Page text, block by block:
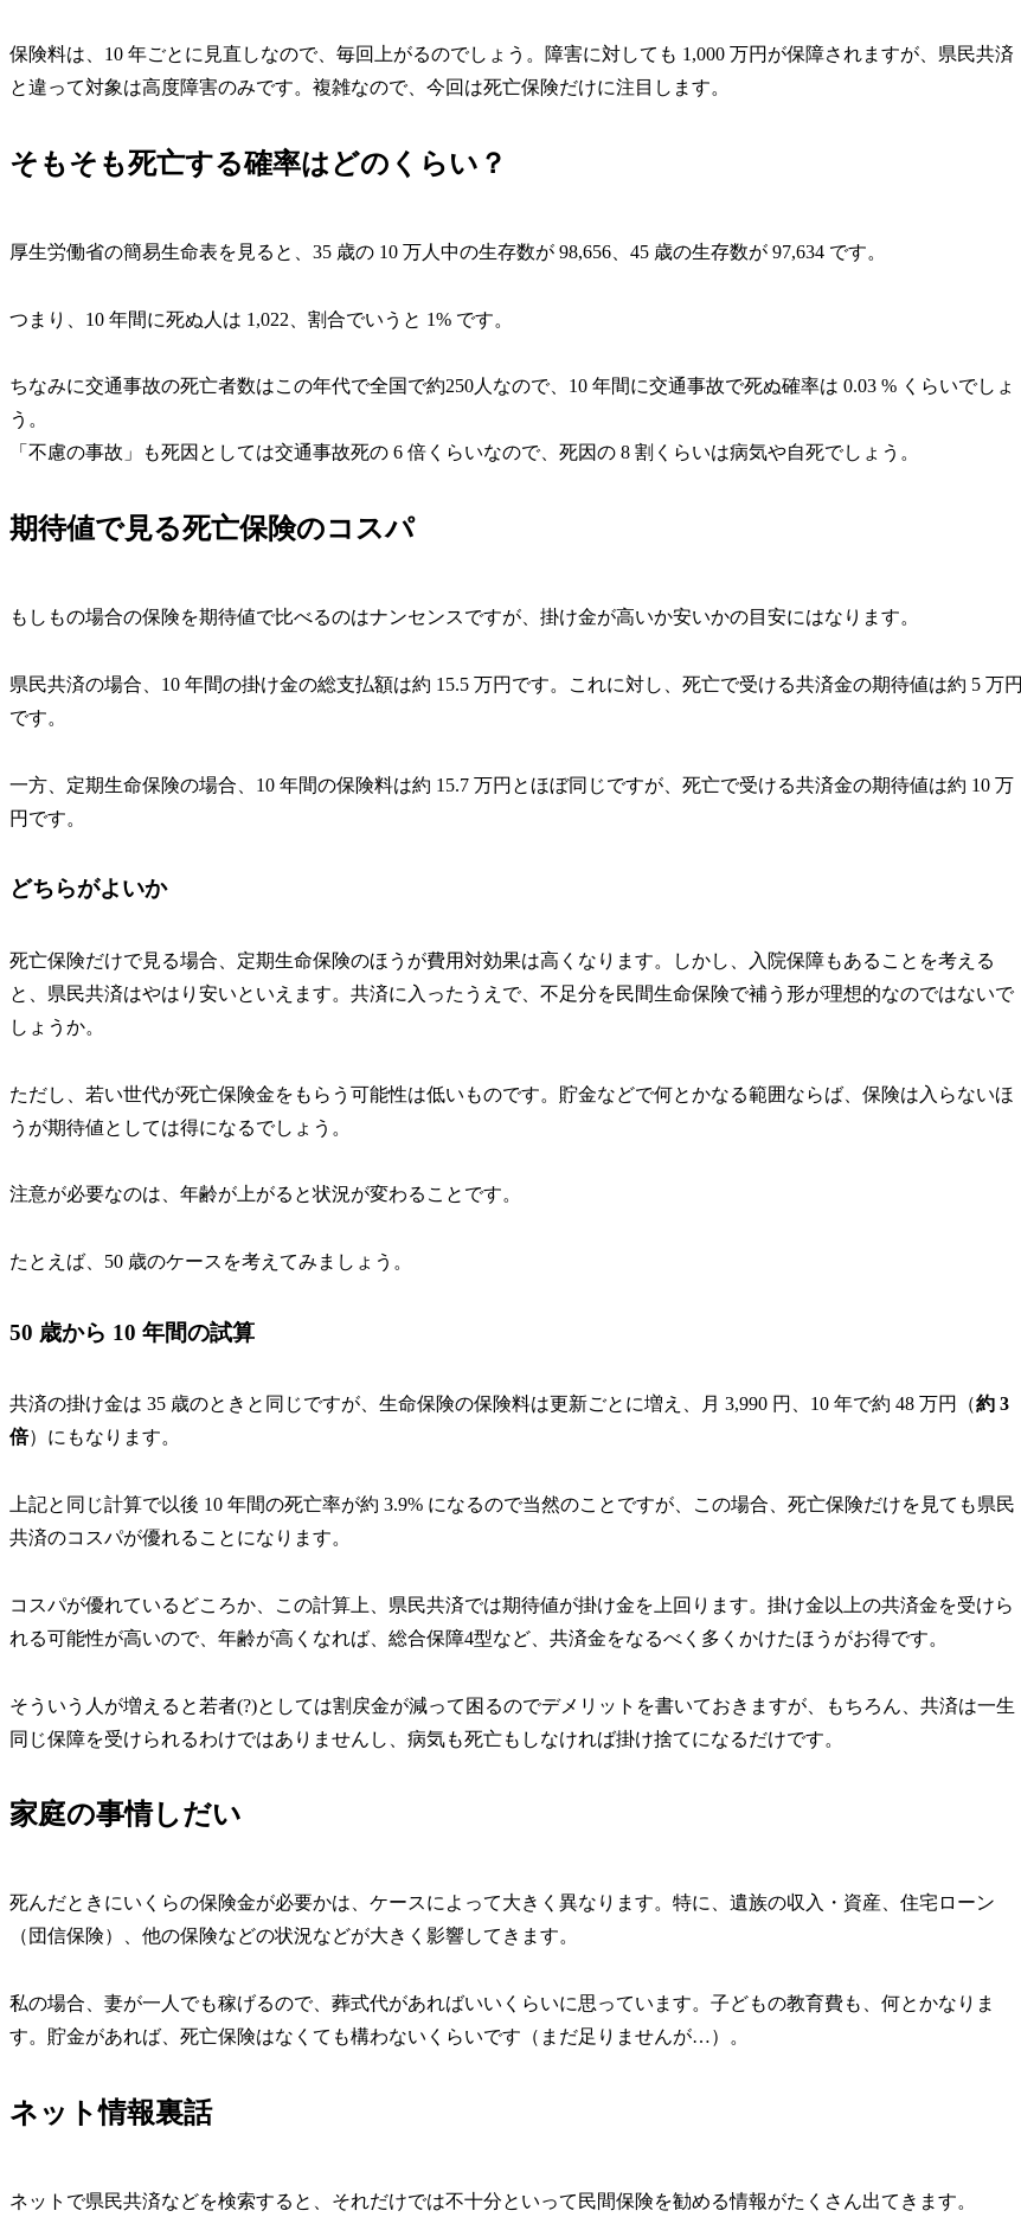
保険料は、10 年ごとに見直しなので、毎回上がるのでしょう。障害に対しても 1,000 万円が保障されますが、県民共済
と違って対象は高度障害のみです。複雑なので、今回は死亡保険だけに注目します。
そもそも死亡する確率はどのくらい？
厚生労働省の簡易生命表を見ると、35 歳の 10 万人中の生存数が 98,656、45 歳の生存数が 97,634 です。
つまり、10 年間に死ぬ人は 1,022、割合でいうと 1% です。
ちなみに交通事故の死亡者数はこの年代で全国で約250人なので、10 年間に交通事故で死ぬ確率は 0.03 % くらいでしょ
う。
「不慮の事故」も死因としては交通事故死の 6 倍くらいなので、死因の 8 割くらいは病気や自死でしょう。
期待値で見る死亡保険のコスパ
もしもの場合の保険を期待値で比べるのはナンセンスですが、掛け金が高いか安いかの目安にはなります。
県民共済の場合 、10 年間の掛け金の総支払額は約 15.5 万円です。これに対し、死亡で受ける共済金の期待値は約 5 万円
です。
一方、 定期生命保険の場合 、10 年間の保険料は約 15.7 万円とほぼ同じですが、死亡で受ける共済金の期待値は約 10 万
円です。
どちらがよいか
死亡保険だけで見る場合、定期生命保険のほうが費用対効果は高くなります。しかし、入院保障もあることを考える
と、県民共済はやはり安いといえます。共済に入ったうえで、不足分を民間生命保険で補う形が理想的なのではないで
しょうか。
ただし、若い世代が死亡保険金をもらう可能性は低いものです。貯金などで何とかなる範囲ならば、保険は入らないほ
うが期待値としては得になるでしょう。
注意が必要なのは、 年齢が上がると状況が変わる ことです。
たとえば、 50 歳のケース を考えてみましょう。
50 歳から 10 年間の試算
共済の掛け金は 35 歳のときと同じですが、生命保険の保険料は更新ごとに増え、月 3,990 円、10 年で約 48 万円（約 3
倍）にもなります。
上記と同じ計算で以後 10 年間の死亡率が約 3.9% になるので当然のことですが、この場合、死亡保険だけを見ても県民
共済のコスパが優れることになります。
コスパが優れているどころか、この計算上、 県民共済では期待値が掛け金を上回ります。掛け金以上の共済金を受けら
れる可能性が高いので、年齢が高くなれば、総合保障4型など、共済金をなるべく多くかけたほうがお得です。
そういう人が増えると若者(?)としては割戻金が減って困るのでデメリットを書いておきますが、もちろん、共済は一生
同じ保障を受けられるわけではありませんし、病気も死亡もしなければ掛け捨てになるだけです。
家庭の事情しだい
死んだときにいくらの保険金が必要かは、ケースによって大きく異なります。特に、遺族の収入・資産、住宅ローン
（団信保険）、他の保険などの状況などが大きく影響してきます。
私の場合、妻が一人でも稼げるので、葬式代があればいいくらいに思っています。子どもの教育費も、何とかなりま
す。貯金があれば、死亡保険はなくても構わないくらいです（まだ足りませんが…）。
ネット情報裏話
ネットで県民共済などを検索すると、 それだけでは不十分といって民間保険を勧める情報がたくさん出てきます。